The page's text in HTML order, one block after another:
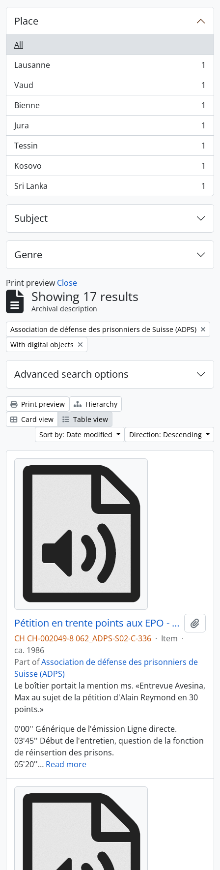
Place
All
Lausanne
, 1 results
1
Vaud
, 1 results
1
Bienne
, 1 results
1
Jura
, 1 results
1
Tessin
, 1 results
1
Kosovo
, 1 results
1
Sri Lanka
, 1 results 1
Subject
Genre
Print preview Close
Showing 17 results
Archival description
Remove filter:
Association de défense des prisonniers de Suisse (ADPS)
Remove filter:
With digital objects
Advanced search options
Print preview
Hierarchy
Card view
Table view
Sort by: Date modified
Direction: Descending
Pétition en trente points aux EPO - émission sur Radio Zones
CH CH-002049-8 062_ADPS-S02-C-336 · Item ·
ca. 1986
Part ofAssociation de défense des prisonniers de
Suisse (ADPS)
Le boîtier portait la mention ms. «Entrevue Avesina,
Max au sujet de la pétition d'Alain Reymond en 30
points.»
0'00'' Générique de l'émission Ligne directe.
03'45'' Début de l'entretien, question de la fonction
de réinsertion des prisons.
05'20''… Read more